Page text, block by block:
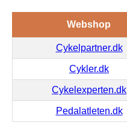
Webshop
Cykelpartner.dk
Cykler.dk
Cykelexperten.dk
Pedalatleten.dk